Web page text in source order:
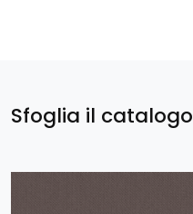
Sfoglia il catalogo